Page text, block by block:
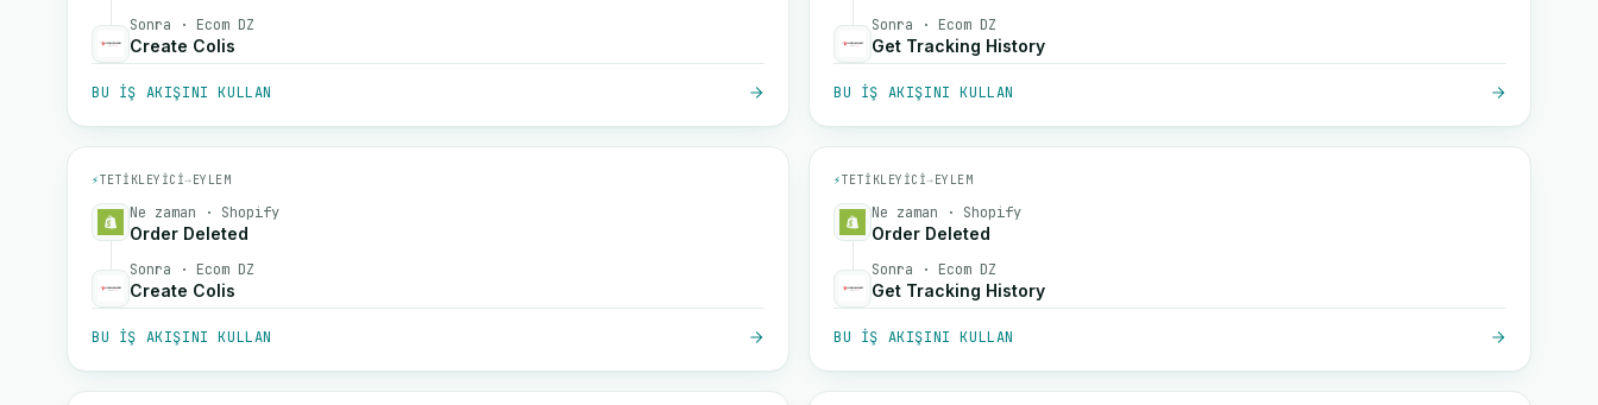
Sonra · Ecom DZ
Create Colis
BU IŞ AKIŞINI KULLAN
Sonra · Ecom DZ
Get Tracking History
BU IŞ AKIŞINI KULLAN
⚡TETIKLEYICI→EYLEM
Ne zaman · Shopify
Order Deleted
Sonra · Ecom DZ
Create Colis
BU IŞ AKIŞINI KULLAN
⚡TETIKLEYICI→EYLEM
Ne zaman · Shopify
Order Deleted
Sonra · Ecom DZ
Get Tracking History
BU IŞ AKIŞINI KULLAN